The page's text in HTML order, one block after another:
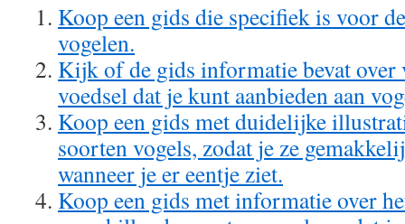
Koop een gids die specifiek is voor
vogelen.
Kijk of de gids informatie bevat over
voedsel dat je kunt aanbieden aan
Koop een gids met duidelijke
soorten vogels, zodat je ze
wanneer je er eentje ziet.
Koop een gids met informatie over